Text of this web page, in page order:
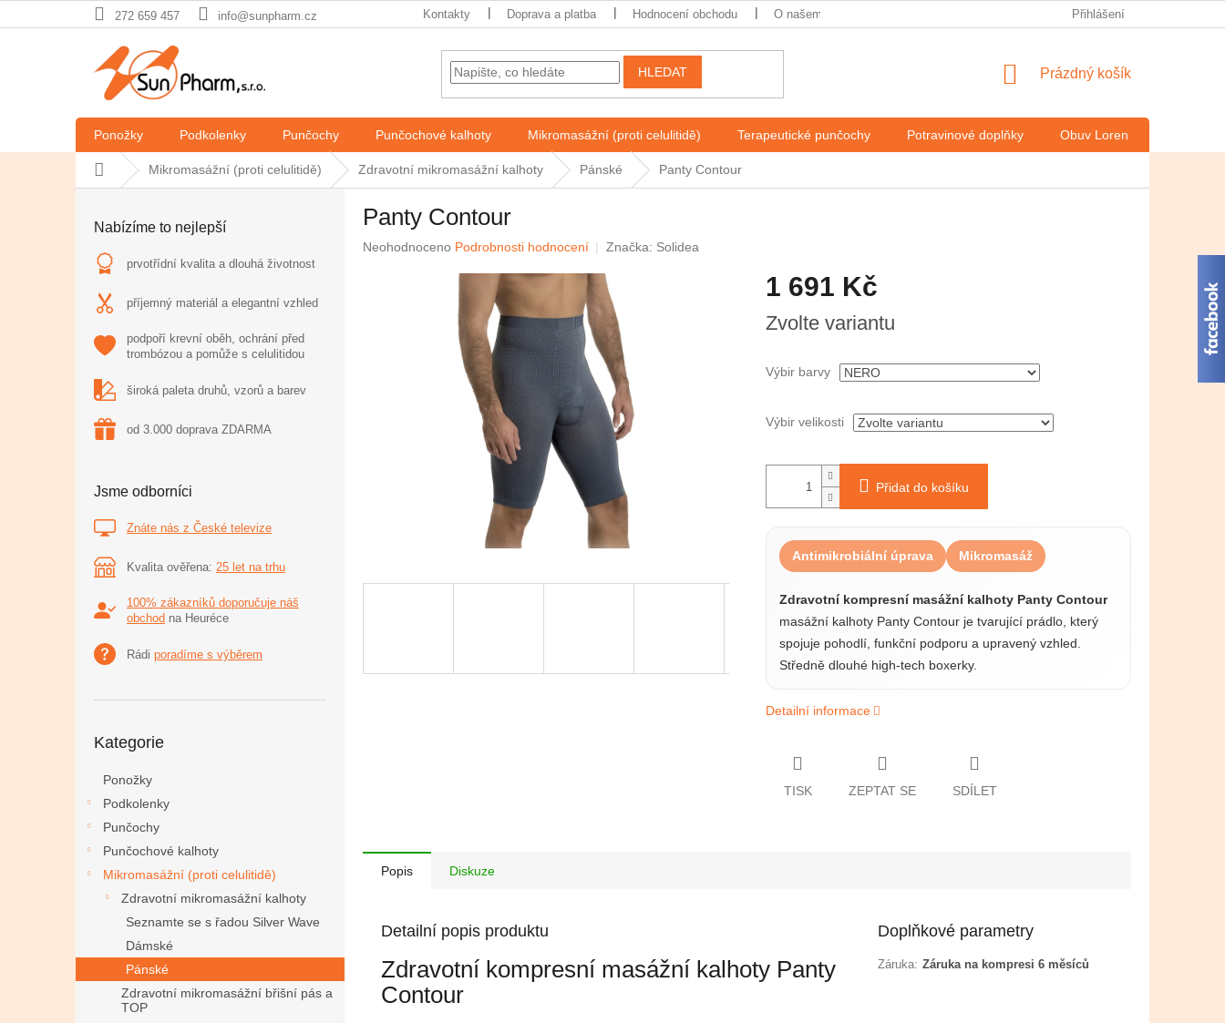
na
272 659 457 info@sunpharm.cz Kontakty Doprava a platba Hodnocení obchodu O našem obchodě v České televizi O italském výrobci Solidea
Přihlášení
HLEDAT
NÁKUPNÍ
Prázdný košík
Ponožky Podkolenky Punčochy Punčochové kalhoty Mikromasážní (proti celulitidě) Terapeutické punčochy Potravinové doplňky Obuv Loren
Domů Mikromasážní (proti celulitidě) Zdravotní mikromasážní kalhoty Pánské Panty Contour
Nabízíme to nejlepší
prvotřídní kvalita a dlouhá životnost
příjemný materiál a elegantní vzhled
podpoří krevní oběh, ochrání před
trombózou a pomůže s celulitidou
široká paleta druhů, vzorů a barev
od 3.000 doprava ZDARMA
Jsme odborníci
Znáte nás z České televize
Kvalita ověřena: 25 let na trhu
100% zákazníků doporučuje náš
obchod na Heuréce
Rádi poradíme s výběrem
kategorie
Kategorie
Ponožky
Podkolenky
Punčochy
Punčochové kalhoty
Mikromasážní (proti celulitidě)
Zdravotní mikromasážní kalhoty
Seznamte se s řadou Silver Wave
Dámské
Pánské
Zdravotní mikromasážní břišní pás a
TOP
Panty Contour
Průměrné
Neohodnoceno Podrobnosti hodnocení Značka: Solidea
1 691 Kč
Měrná
cena:
Zvolte variantu
Výbir barvy
Výbir velikosti
Přidat do košíku
Antimikrobiální úprava Mikromasáž
Zdravotní kompresní masážní kalhoty Panty Contour
masážní kalhoty Panty Contour je tvarující prádlo, který
spojuje pohodlí, funkční podporu a upravený vzhled.
Středně dlouhé high-tech boxerky.
Detailní informace
TISK ZEPTAT SE SDÍLET
Popis Diskuze
Detailní popis produktu
Zdravotní kompresní masážní kalhoty Panty
Contour
Doplňkové parametry
Záruka: Záruka na kompresi 6 měsíců